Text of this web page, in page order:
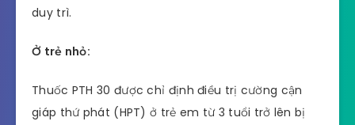
duy trì.
Ở trẻ nhỏ:
Thuốc PTH 30 được chỉ định điều trị cường cận
giáp thứ phát (HPT) ở trẻ em từ 3 tuổi trở lên bị